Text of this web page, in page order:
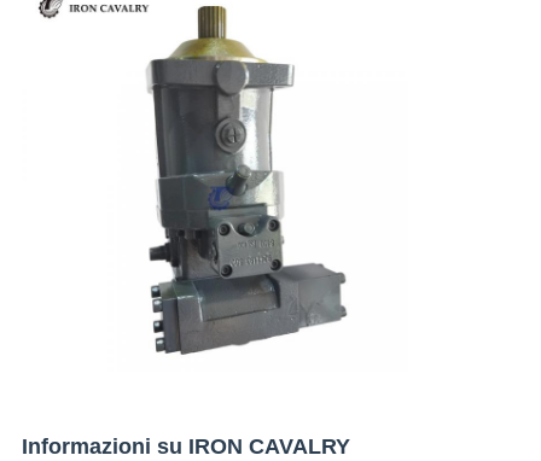
Informazioni su IRON CAVALRY